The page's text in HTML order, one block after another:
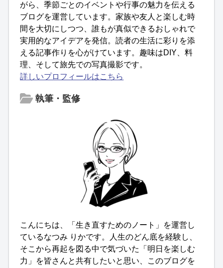
がら、季節ごとのイベントや行事の魅力を伝える
ブログを運営しています。家族や友人と楽しむ時
間を大切にしつつ、誰もが真似できるおしゃれで
実用的なアイデアを発信。読者の生活に彩りを添
える記事作りを心がけています。趣味はDIY、料
理、そして旅先での写真撮影です。
詳しいプロフィールはこちら
執筆・監修
こんにちは、「生き直すためのノート」を運営し
ているなつみ りかです。人生のどん底を経験し、
そこから再起を図る中で気づいた「明日を楽しむ
力」を皆さんと共有したいと思い、このブログを